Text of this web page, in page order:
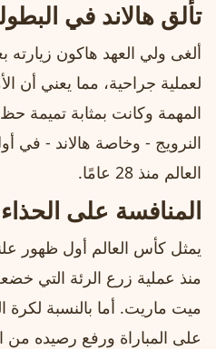
تألق هالاند في
ألغى ولي العهد هاكون
لعملية جراحية، مما يعني أن
المهمة وكانت بمثابة تميمة حظ
النرويج - وخاصة هالاند - في
العالم منذ 28 عامًا.
المنافسة على
يمثل كأس العالم أول ظهور
منذ عملية زرع الرئة التي
ميت ماريت. أما بالنسبة لكرة
على المباراة ورفع رصيده من